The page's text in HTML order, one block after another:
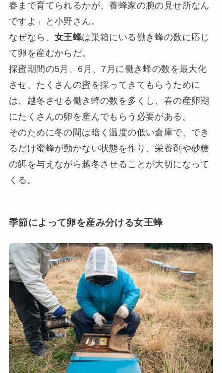
春まで育てられるかが、養蜂家の腕の見せ所なん
ですよ」と小野さん。
なぜなら、 女王蜂は巣箱にいる働き蜂の数に応じ
て卵を産むからだ。
採蜜期間の5月、6月、7月に働き蜂の数を最大化
させ、たくさんの蜜を採ってきてもらうために
は、越冬させる働き蜂の数を多くし、春の産卵期
にたくさんの卵を産んでもらう必要がある。
そのために冬の間は暗く温度の低い倉庫で、でき
るだけ蜜蜂が動かない状態を作り、栄養剤や砂糖
の餌を与えながら越冬させることが大切になって
くる。
季節によって卵を産み分ける女王蜂